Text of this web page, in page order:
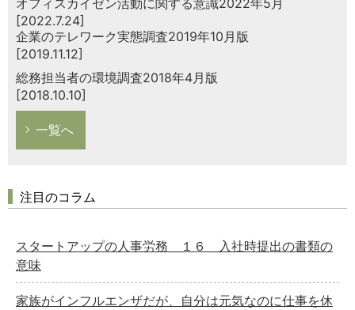
[2022.7.24]
企業のテレワーク実態調査2019年10月版
[2019.11.12]
総務担当者の環境調査2018年4月版
[2018.10.10]
一覧へ
注目のコラム
スタートアップの人事労務 １６ 入社時提出の書類の
意味
家族がインフルエンザだが、自分は元気なのに仕事を休